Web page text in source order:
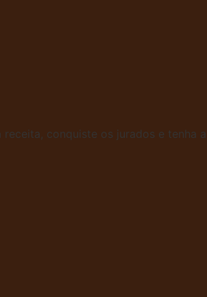
receita, conquiste os jurados e tenha a